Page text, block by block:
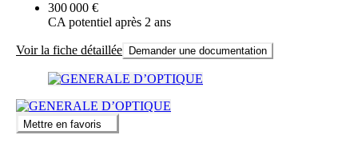
300 000 €
CA potentiel après 2 ans
Voir la fiche détaillée Demander une documentation
Mettre en favoris